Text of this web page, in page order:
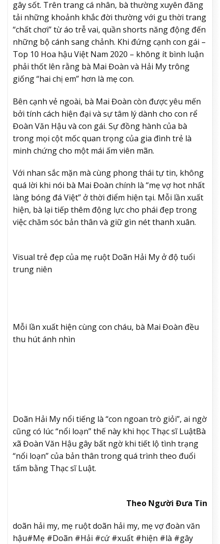
gây sốt. Trên trang cá nhân, bà thường xuyên đăng
tải những khoảnh khắc đời thường với gu thời trang
“chất chơi” từ áo trễ vai, quần shorts năng động đến
những bộ cánh sang chảnh. Khi đứng cạnh con gái –
Top 10 Hoa hậu Việt Nam 2020 – không ít bình luận
phải thốt lên rằng bà Mai Đoàn và Hải My trông
giống “hai chị em” hơn là mẹ con.
Bên cạnh vẻ ngoài, bà Mai Đoàn còn được yêu mến
bởi tính cách hiện đại và sự tâm lý dành cho con rể
Đoàn Văn Hậu và con gái. Sự đồng hành của bà
trong mọi cột mốc quan trọng của gia đình trẻ là
minh chứng cho một mái ấm viên mãn.
Với nhan sắc mặn mà cùng phong thái tự tin, không
quá lời khi nói bà Mai Đoàn chính là “mẹ vợ hot nhất
làng bóng đá Việt” ở thời điểm hiện tại. Mỗi lần xuất
hiện, bà lại tiếp thêm động lực cho phái đẹp trong
việc chăm sóc bản thân và giữ gìn nét thanh xuân.
Visual trẻ đẹp của mẹ ruột Doãn Hải My ở độ tuổi
trung niên
Mỗi lần xuất hiện cùng con cháu, bà Mai Đoàn đều
thu hút ánh nhìn
Doãn Hải My nổi tiếng là “con ngoan trò giỏi”, ai ngờ
cũng có lúc “nổi loạn” thế này khi học Thạc sĩ LuậtBà
xã Đoàn Văn Hậu gây bất ngờ khi tiết lộ tình trạng
“nổi loạn” của bản thân trong quá trình theo đuổi
tấm bằng Thạc sĩ Luật.
Theo Người Đưa Tin
doãn hải my, mẹ ruột doãn hải my, mẹ vợ đoàn văn
hậu#Mẹ #Doãn #Hải #cứ #xuất #hiện #là #gây